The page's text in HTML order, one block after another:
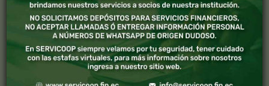
Formatos
Servicoop